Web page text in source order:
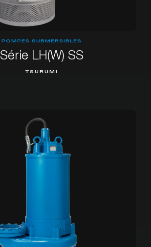
POMPES SUBMERSIBLES
Série LH(W) SS
TSURUMI